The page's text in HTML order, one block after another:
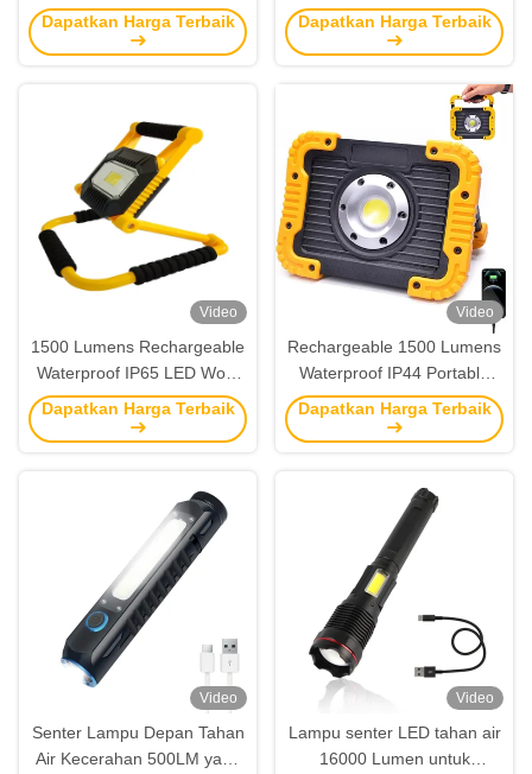
desain tahan air untuk
penggunaan darurat
Dapatkan Harga Terbaik
dengan 2000 lumen
berputar 360 derajat dan
Dapatkan Harga Terbaik
Video
1500 Lumens Rechargeable
Waterproof IP65 LED Work
Light Portable Foldable
dengan 360° Rotation Stand
Dapatkan Harga Terbaik
Video
Rechargeable 1500 Lumens
Waterproof IP44 Portable
LED Work Light untuk
digunakan di dalam dan di
Dapatkan Harga Terbaik
Video
Senter Lampu Depan Tahan
Air Kecerahan 500LM yang
Video
Lampu senter LED tahan air
16000 Lumen untuk